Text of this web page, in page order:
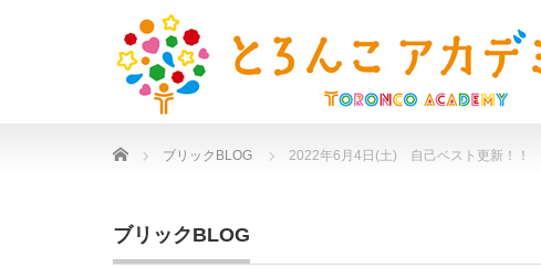
Home ブリックBLOG 2022年6月4日(土) 自己ベスト更新！！
ブリックBLOG